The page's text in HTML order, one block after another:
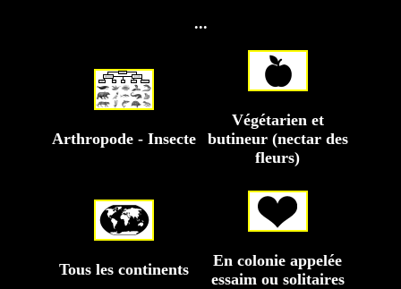
...
Arthropode - Insecte
Végétarien et
butineur (nectar des
fleurs)
Tous les continents
En colonie appelée
essaim ou solitaires